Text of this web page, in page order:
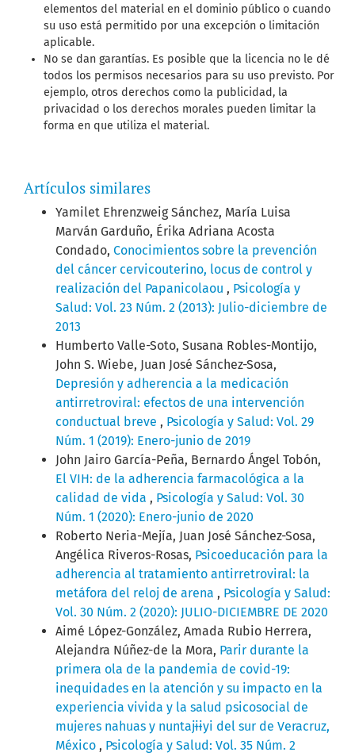
elementos del material en el dominio público o cuando
su uso está permitido por una excepción o limitación
aplicable.
No se dan garantías. Es posible que la licencia no le dé
todos los permisos necesarios para su uso previsto. Por
ejemplo, otros derechos como la publicidad, la
privacidad o los derechos morales pueden limitar la
forma en que utiliza el material.
Artículos similares
Yamilet Ehrenzweig Sánchez, María Luisa
Marván Garduño, Érika Adriana Acosta
Condado, Conocimientos sobre la prevención
del cáncer cervicouterino, locus de control y
realización del Papanicolaou , Psicología y
Salud: Vol. 23 Núm. 2 (2013): Julio-diciembre de
2013
Humberto Valle-Soto, Susana Robles-Montijo,
John S. Wiebe, Juan José Sánchez-Sosa,
Depresión y adherencia a la medicación
antirretroviral: efectos de una intervención
conductual breve , Psicología y Salud: Vol. 29
Núm. 1 (2019): Enero-junio de 2019
John Jairo García-Peña, Bernardo Ángel Tobón,
El VIH: de la adherencia farmacológica a la
calidad de vida , Psicología y Salud: Vol. 30
Núm. 1 (2020): Enero-junio de 2020
Roberto Neria-Mejía, Juan José Sánchez-Sosa,
Angélica Riveros-Rosas, Psicoeducación para la
adherencia al tratamiento antirretroviral: la
metáfora del reloj de arena , Psicología y Salud:
Vol. 30 Núm. 2 (2020): JULIO-DICIEMBRE DE 2020
Aimé López-González, Amada Rubio Herrera,
Alejandra Núñez-de la Mora, Parir durante la
primera ola de la pandemia de covid-19:
inequidades en la atención y su impacto en la
experiencia vivida y la salud psicosocial de
mujeres nahuas y nuntajɨɨyi del sur de Veracruz,
México , Psicología y Salud: Vol. 35 Núm. 2